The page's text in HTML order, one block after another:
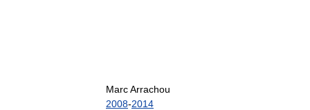
Marc Arrachou
2008-2014